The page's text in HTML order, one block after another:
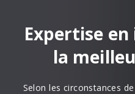
Expertise
la
Selon les circonstances